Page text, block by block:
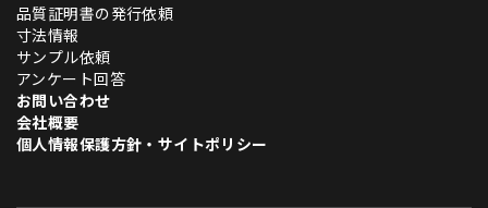
品質証明書の発行依頼
寸法情報
サンプル依頼
アンケート回答
お問い合わせ
会社概要
個人情報保護方針・サイトポリシー